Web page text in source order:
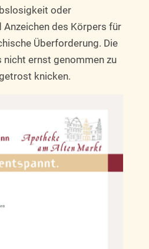
oder
Anzeichen des Körpers für
Überforderung. Die
nicht ernst genommen zu
knicken.